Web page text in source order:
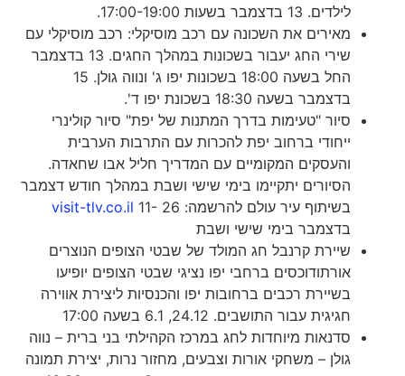
לילדים. 13 בדצמבר בשעות 17:00-19:00.
מאירים את השכונה עם רכב מוסיקלי: רכב מוסיקלי עם
שירי החג יעבור בשכונות במהלך החגים. 13 בדצמבר
החל בשעה 18:00 בשכונות יפו ג' ונווה גולן. 15
בדצמבר בשעה 18:30 בשכונת יפו ד'.
סיור "טעימות בדרך המתנות של יפת" סיור קולינרי
ייחודי ברחוב יפת להכרות עם התרבות הערבית
והעסקים המקומיים עם המדריך חליל אבו שחאדה.
הסיורים יתקיימו בימי שישי ושבת במהלך חודש דצמבר
בשיתוף עיר עולם להרשמה:
visit-tlv.co.il11- 26
בדצמבר בימי שישי ושבת
שיירת קרנבל חג המולד של שבטי הצופים הנוצרים
אורתודוכסים ברחבי יפו נציגי שבטי הצופים יופיעו
בשיירת רכבים ברחובות יפו והכנסיות ליצירת אווירה
חגיגית עבור התושבים. 24.12, 6.1 בשעה 17:00
סדנאות מיוחדות לחג במרכז הקהילתי בני ברית – נווה
גולן – משחקי אורות וצבעים, מחזור נרות, יצירת תמונה